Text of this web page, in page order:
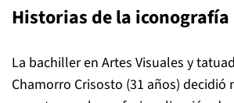
Historias de la iconografía
La bachiller en Artes Visuales y
Chamorro Crisosto (31 años) decidió